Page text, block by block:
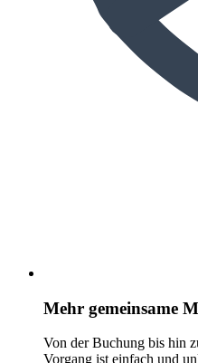
Mehr gemeinsame
Von der Buchung bis hin
Vorgang ist einfach und